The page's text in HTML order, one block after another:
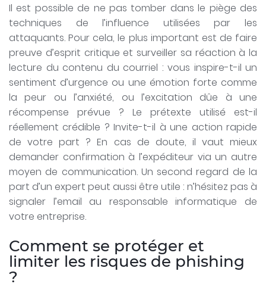
Il est possible de ne pas tomber dans le piège des
techniques de l’influence utilisées par les
attaquants. Pour cela, le plus important est de faire
preuve d’esprit critique et surveiller sa réaction à la
lecture du contenu du courriel : vous inspire-t-il un
sentiment d’urgence ou une émotion forte comme
la peur ou l’anxiété, ou l’excitation dûe à une
récompense prévue ? Le prétexte utilisé est-il
réellement crédible ? Invite-t-il à une action rapide
de votre part ? En cas de doute, il vaut mieux
demander confirmation à l’expéditeur via un autre
moyen de communication. Un second regard de la
part d’un expert peut aussi être utile : n’hésitez pas à
signaler l’email au responsable informatique de
votre entreprise.
Comment se protéger et
limiter les risques de phishing
?